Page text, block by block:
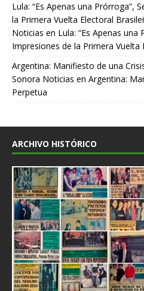
Lula: “Es Apenas una Prórroga”,
la Primera Vuelta Electoral
Noticias en Lula: “Es Apenas una
Impresiones de la Primera Vuelta
Argentina: Manifiesto de una
Sonora Noticias en Argentina:
Perpetua
ARCHIVO HISTÓRICO